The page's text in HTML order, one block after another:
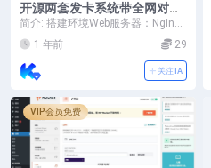
开源两套发卡系统带全网对接-
支持二次开发
简介: 搭建环境Web服务器：Nginx
1.16.0数据库：MySQL 5.5...
1 年前 29
关注TA
VIP会员免费